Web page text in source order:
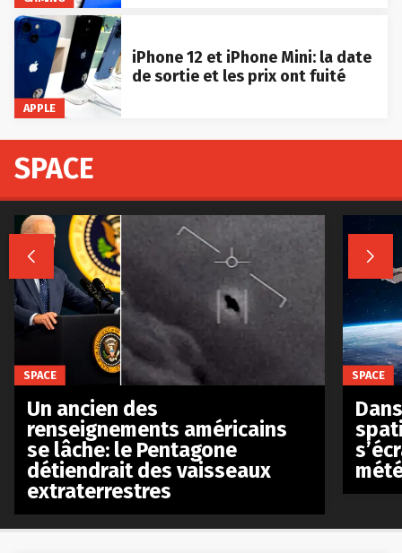
APPLE
iPhone 12 et iPhone Mini: la date
de sortie et les prix ont fuité
SPACE
 
SPACE
Un ancien des
renseignements américains
se lâche: le Pentagone
détiendrait des vaisseaux
extraterrestres
SPACE